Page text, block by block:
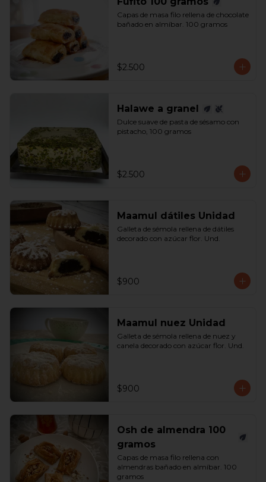
Capas de masa filo rellena de chocolate
bañado en almíbar. 100 gramos
$2.500
Halawe a granel
Dulce suave de pasta de sésamo con
pistacho, 100 gramos
$2.500
Maamul dátiles Unidad
Galleta de sémola rellena de dátiles
decorado con azúcar flor. Und.
$900
Maamul nuez Unidad
Galleta de sémola rellena de nuez y
canela decorado con azúcar flor. Und.
$900
Osh de almendra 100
gramos
Capas de masa filo rellena con
almendras bañado en almíbar. 100
gramos